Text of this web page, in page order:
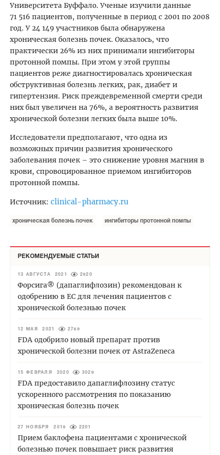
Университета Буффало. Ученые изучили данные
71 516 пациентов, полученные в период с 2001 по 2008
год. У 24 149 участников была обнаружена
хроническая болезнь почек. Оказалось, что
практически 26% из них принимали ингибиторы
протонной помпы. При этом у этой группы
пациентов реже диагностировалась хроническая
обструктивная болезнь легких, рак, диабет и
гипертензия. Риск преждевременной смерти среди
них был увеличен на 76%, а вероятность развития
хронической болезни легких была выше 10%.
Исследователи предполагают, что одна из
возможных причин развития хронического
заболевания почек – это снижение уровня магния в
крови, спровоцированное приемом ингибиторов
протонной помпы.
Источник: clinical-pharmacy.ru
хроническая болезнь почек ингибиторы протонной помпы
РЕКОМЕНДУЕМЫЕ СТАТЬИ
13 АВГУСТА 2021 2920
Форсига® (дапаглифлозин) рекомендован к
одобрению в ЕС для лечения пациентов с
хронической болезнью почек
12 МАЯ 2021 2789
FDA одобрило новый препарат против
хронической болезни почек от AstraZeneca
15 ФЕВРАЛЯ 2020 3029
FDA предоставило дапаглифлозину статус
ускоренного рассмотрения по показанию
хроническая болезнь почек
27 НОЯБРЯ 2019 2201
Прием баклофена пациентами с хронической
болезнью почек повышает риск развития